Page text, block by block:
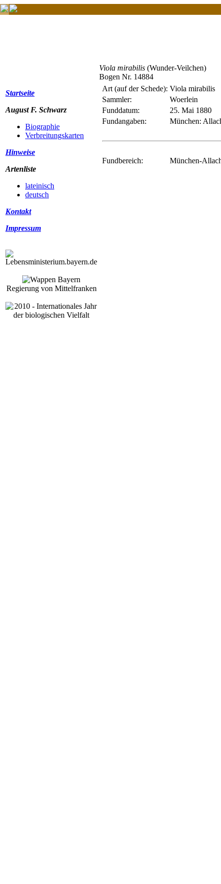
Startseite
August F. Schwarz
Biographie
Verbreitungskarten
Hinweise
Artenliste
lateinisch
deutsch
Kontakt
Impressum
Regierung von Mittelfranken
Viola mirabilis (Wunder-Veilchen)
Bogen Nr. 14884
Art (auf der Schede): Viola mirabilis
Sammler:
Woerlein
Funddatum:
25. Mai 1880
Fundangaben:
München:
Fundbereich: München-